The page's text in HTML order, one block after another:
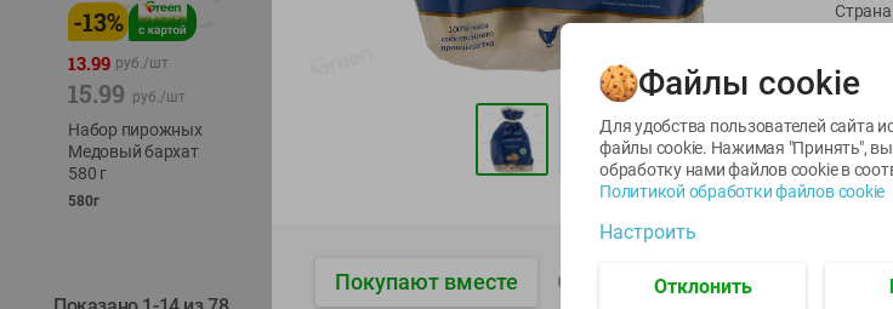
-13%
13.99 руб./шт
15.99 руб./шт
Набор пирожных
Медовый бархат
580 г
580г
-22%
5.79
4.49 руб./шт
Икра
трески
тихоокеанской
деликатесная
Лунское море 120г
-17%
Икра
сельди
тихоокеанской
Лунское море 120г
ж/б ключ
Покупают вместе Описание товара
Файлы cookie
Для удобства пользователей сайта
файлы cookie. Нажимая "Принять", вы
обработку нами файлов cookie в
Политикой обработки файлов cookie
Настроить
Отклонить